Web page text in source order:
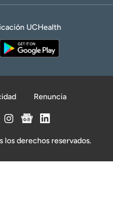
UCHealth
Renuncia
los derechos reservados.